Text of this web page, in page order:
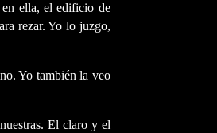
en ella, el edificio de
rezar. Yo lo juzgo,
Yo también la veo
El claro y el